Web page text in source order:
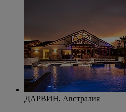
ДАРВИН, Австралия